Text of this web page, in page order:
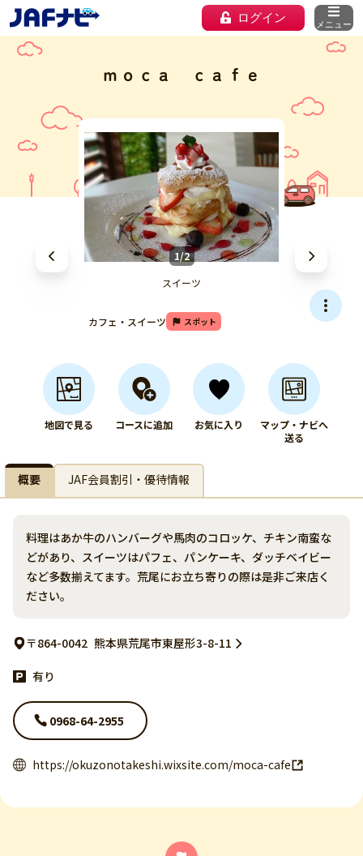
ログイン メニュー
ｍｏｃａ ｃａｆｅ
1/2
スイーツ
カフェ・スイーツ スポット
地図で見る コースに追加 お気に入り
マップ・ナビへ
送る
概要 JAF会員割引・優待情報
料理はあか牛のハンバーグや馬肉のコロッケ、チキン南蛮な
どがあり、スイーツはパフェ、パンケーキ、ダッチベイビー
など多数揃えてます。荒尾にお立ち寄りの際は是非ご来店く
ださい。
〒864-0042 熊本県荒尾市東屋形3-8-11
有り
0968-64-2955
https://okuzonotakeshi.wixsite.com/moca-cafe